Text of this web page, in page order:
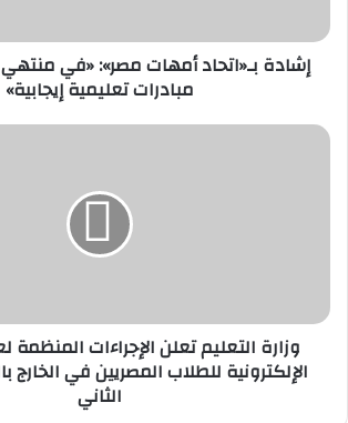
مبادرات
تعليمية
إشادة بـ«اتحاد أمهات مصر»: «في
مبادرات تعليمية إيجابية»
وزارة
للطلاب
المصريينوزارة التعليم تعلن الإجراءات المنظمة
الإلكترونية للطلاب المصريين في الخارج
الثاني